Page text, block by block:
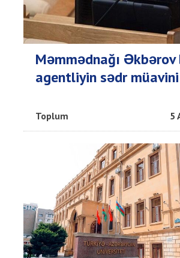
Məmmədnağı Əkbərov
agentliyin sədr
Toplum 5